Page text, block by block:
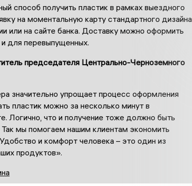
способ получить пластик в рамках выездного
на моментальную карту стандартного дизайна
или на сайте банка. Доставку можно оформить
и для перевыпущенных.
председателя Центрально-Черноземного
значительно упрощает процесс оформления
пластик можно за несколько минут в
Логично, что и получение тоже должно быть
мы помогаем нашим клиентам экономить
и комфорт человека – это один из
продуктов».